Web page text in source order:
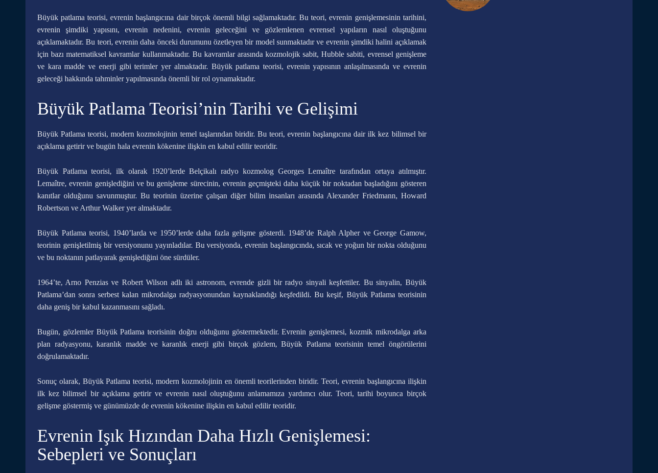
Büyük patlama teorisi, evrenin başlangıcına dair birçok önemli bilgi sağlamaktadır. Bu teori, evrenin genişlemesinin tarihini,
evrenin şimdiki yapısını, evrenin nedenini, evrenin geleceğini ve gözlemlenen evrensel yapıların nasıl oluştuğunu
açıklamaktadır. Bu teori, evrenin daha önceki durumunu özetleyen bir model sunmaktadır ve evrenin şimdiki halini açıklamak
için bazı matematiksel kavramlar kullanmaktadır. Bu kavramlar arasında kozmolojik sabit, Hubble sabiti, evrensel genişleme
ve kara madde ve enerji gibi terimler yer almaktadır. Büyük patlama teorisi, evrenin yapısının anlaşılmasında ve evrenin
geleceği hakkında tahminler yapılmasında önemli bir rol oynamaktadır.
Büyük Patlama Teorisi’nin Tarihi ve Gelişimi
Büyük Patlama teorisi, modern kozmolojinin temel taşlarından biridir. Bu teori, evrenin başlangıcına dair ilk kez bilimsel bir
açıklama getirir ve bugün hala evrenin kökenine ilişkin en kabul edilir teoridir.
Büyük Patlama teorisi, ilk olarak 1920’lerde Belçikalı radyo kozmolog Georges Lemaître tarafından ortaya atılmıştır.
Lemaître, evrenin genişlediğini ve bu genişleme sürecinin, evrenin geçmişteki daha küçük bir noktadan başladığını gösteren
kanıtlar olduğunu savunmuştur. Bu teorinin üzerine çalışan diğer bilim insanları arasında Alexander Friedmann, Howard
Robertson ve Arthur Walker yer almaktadır.
Büyük Patlama teorisi, 1940’larda ve 1950’lerde daha fazla gelişme gösterdi. 1948’de Ralph Alpher ve George Gamow,
teorinin genişletilmiş bir versiyonunu yayınladılar. Bu versiyonda, evrenin başlangıcında, sıcak ve yoğun bir nokta olduğunu
ve bu noktanın patlayarak genişlediğini öne sürdüler.
1964’te, Arno Penzias ve Robert Wilson adlı iki astronom, evrende gizli bir radyo sinyali keşfettiler. Bu sinyalin, Büyük
Patlama’dan sonra serbest kalan mikrodalga radyasyonundan kaynaklandığı keşfedildi. Bu keşif, Büyük Patlama teorisinin
daha geniş bir kabul kazanmasını sağladı.
Bugün, gözlemler Büyük Patlama teorisinin doğru olduğunu göstermektedir. Evrenin genişlemesi, kozmik mikrodalga arka
plan radyasyonu, karanlık madde ve karanlık enerji gibi birçok gözlem, Büyük Patlama teorisinin temel öngörülerini
doğrulamaktadır.
Sonuç olarak, Büyük Patlama teorisi, modern kozmolojinin en önemli teorilerinden biridir. Teori, evrenin başlangıcına ilişkin
ilk kez bilimsel bir açıklama getirir ve evrenin nasıl oluştuğunu anlamamıza yardımcı olur. Teori, tarihi boyunca birçok
gelişme göstermiş ve günümüzde de evrenin kökenine ilişkin en kabul edilir teoridir.
Evrenin Işık Hızından Daha Hızlı Genişlemesi:
Sebepleri ve Sonuçları